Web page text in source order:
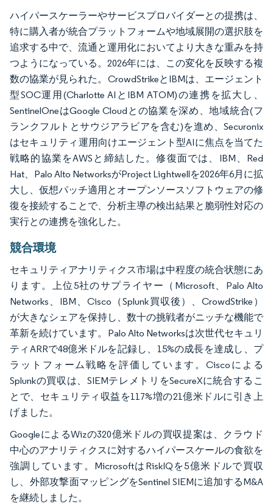
ハイパースケーラーやサービスプロバイダーとの提携は、
特に購入者が統合プラットフォームや地域展開の選択肢を
追求する中で、流通と運用化においてより大きな重みを持
つようになっている。2026年には、この変化を反映する複
数の協業が見られた。CrowdStrikeとIBMは、エージェント
型SOC運用(Charlotte AIとIBM ATOM)の連携を拡大し、
SentinelOneはGoogle Cloudとの協業を深め、地域統合(フ
ランクフルトとサウジアラビアを含む)を進め、Securonix
はセキュリティ運用向けエージェント型AIに焦点を当てた
戦略的協業をAWSと締結した。修復面では、IBM、Red
Hat、Palo Alto NetworksがProject Lightwellを2026年6月に拡
大し、仮想パッチ適用とオープンソースソフトウェアの修
復を接続することで、分析主導の検出結果と脆弱性対応の
実行との連携を強化した。
競合環境
セキュリティアナリティクス市場は中程度の統合状態にあ
ります。上位5社のサプライヤー（Microsoft、Palo Alto
Networks、IBM、Cisco（Splunk買収後）、CrowdStrike）
が大きなシェアを保持し、数十の挑戦者がニッチな機能で
革新を続けています。Palo Alto Networksは次世代セキュリ
ティARRで48億米ドルを記録し、15%の成長を達成し、プ
ラットフォーム戦略を評価しています。Ciscoによる
Splunkの買収は、SIEMテレメトリをSecureXに統合するこ
とで、セキュリティ収益を117%増の21億米ドルに引き上
げました。
GoogleによるWizの320億米ドルの買収提案は、クラウド
中心のアナリティクスに対するハイパースケールの食欲を
強調しています。MicrosoftはRiskIQを5億米ドルで買収
し、外部攻撃面マッピングをSentinel SIEMに追加するM&A
を継続しました。